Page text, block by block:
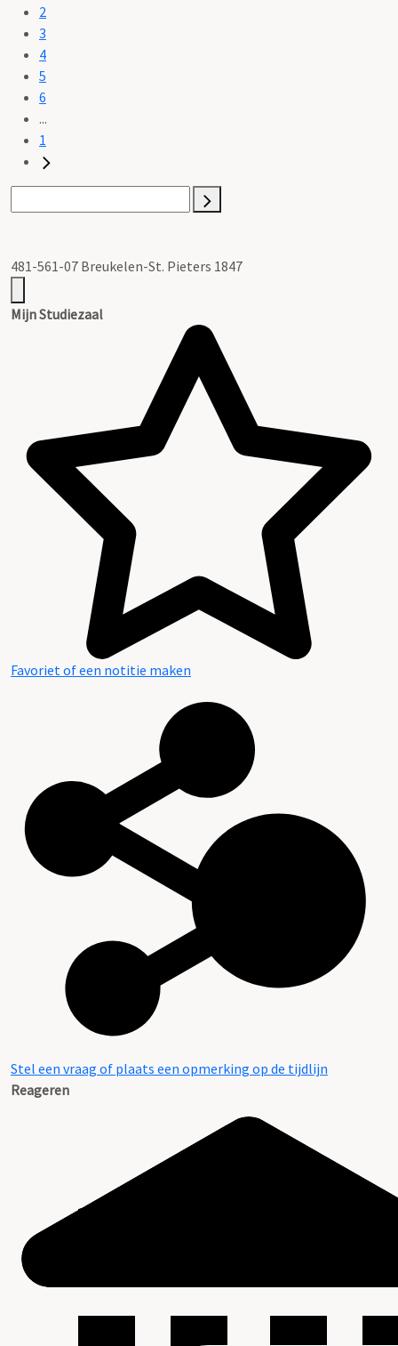
2
3
4
5
6
...
1
481-561-07 Breukelen-St. Pieters 1847
Mijn Studiezaal
Favoriet of een notitie maken
Stel een vraag of plaats een opmerking op de tijdlijn
Reageren